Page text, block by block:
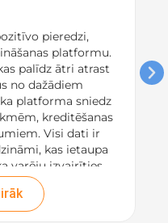
pieredzi,
platformu.
palīdz ātri atrast
no dažādiem
platforma sniedz
kreditēšanas
Visi dati ir
kas ietaupa
varēju izvairīties
izmaksas bija
Rezultātā,
izdevīgu